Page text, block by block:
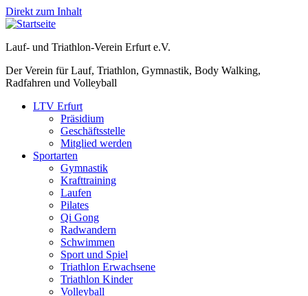
Direkt zum Inhalt
Lauf- und Triathlon-Verein Erfurt e.V.
Der Verein für Lauf, Triathlon, Gymnastik, Body Walking,
Radfahren und Volleyball
LTV Erfurt
Präsidium
Geschäftsstelle
Mitglied werden
Sportarten
Gymnastik
Krafttraining
Laufen
Pilates
Qi Gong
Radwandern
Schwimmen
Sport und Spiel
Triathlon Erwachsene
Triathlon Kinder
Volleyball